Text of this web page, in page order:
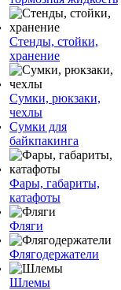
Стенды, стойки,
хранение
Сумки, рюкзаки,
чехлы
Сумки для
байкпакинга
Фары, габариты,
катафоты
Фляги
Флягодержатели
Шлемы